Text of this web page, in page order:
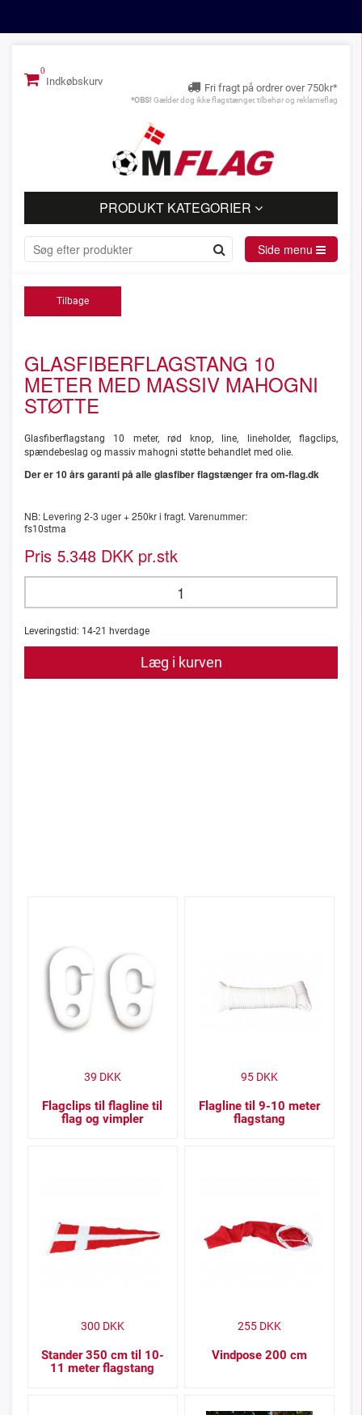
Indkøbskurv
Fri fragt på ordrer over 750kr*
*OBS! Gælder dog ikke flagstænger, tilbehør og reklameflag
PRODUKT KATEGORIER
Side menu
Tilbage
GLASFIBERFLAGSTANG 10
METER MED MASSIV MAHOGNI
STØTTE
Glasfiberflagstang 10 meter, rød knop, line, lineholder, flagclips,
spændebeslag og massiv mahogni støtte behandlet med olie.
Der er 10 års garanti på alle glasfiber flagstænger fra om-flag.dk
NB: Levering 2-3 uger + 250kr i fragt. Varenummer:
fs10stma
Pris 5.348 DKK pr.stk
Leveringstid: 14-21 hverdage
Læg i kurven
Flagclips til flagline til
flag og vimpler
39 DKK
Flagline til 9-10 meter
flagstang
95DKK
Stander 350 cm til 10-
11 meter flagstang
300 DKK
Vindpose 200 cm
255DKK